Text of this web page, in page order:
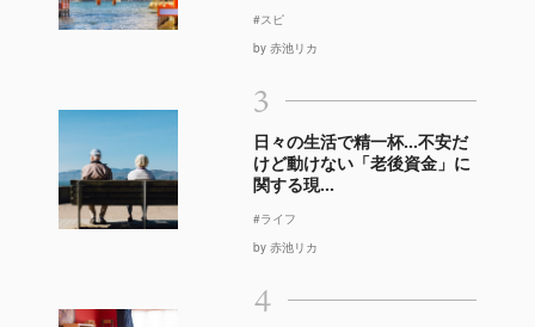
#スピ
by 赤池リカ
3
日々の生活で精一杯…不安だ
けど動けない「老後資金」に
関する現...
#ライフ
by 赤池リカ
4